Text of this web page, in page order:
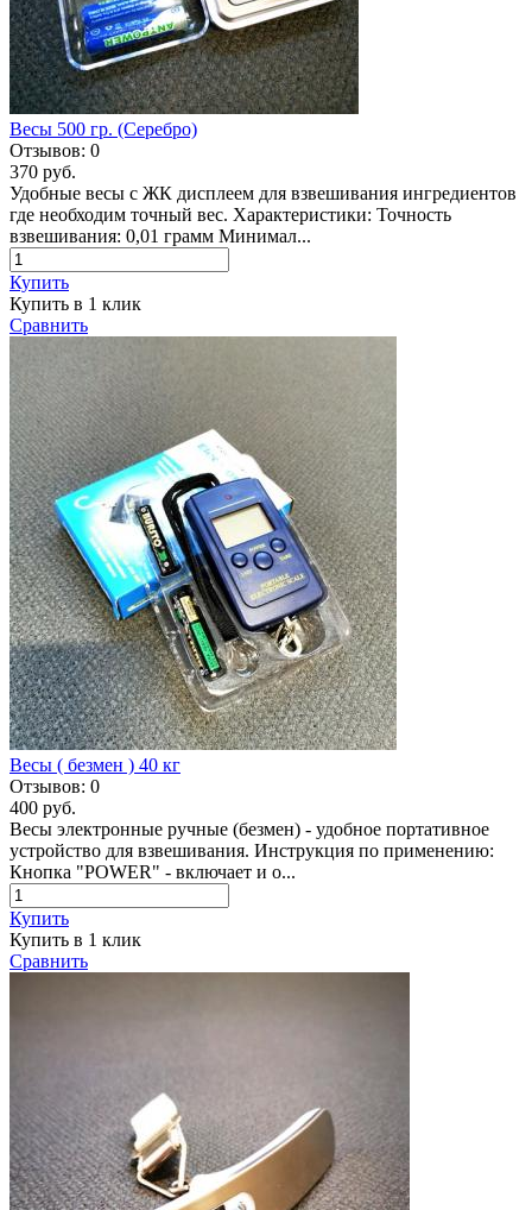
Весы 500 гр. (Серебро)
Отзывов: 0
370 руб.
Удобные весы с ЖК дисплеем для взвешивания ингредиентов
где необходим точный вес. Характеристики: Точность
взвешивания: 0,01 грамм Минимал...
Купить
Купить в 1 клик
Сравнить
Весы ( безмен ) 40 кг
Отзывов: 0
400 руб.
Весы электронные ручные (безмен) - удобное портативное
устройство для взвешивания. Инструкция по применению:
Кнопка "POWER" - включает и о...
Купить
Купить в 1 клик
Сравнить